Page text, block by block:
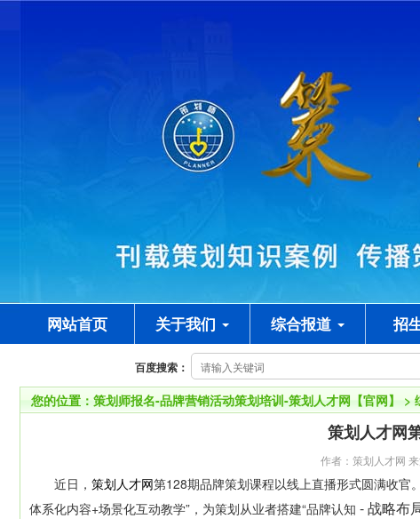
网站首页 关于我们 综合报道 招
百度搜索：
您的位置： 策划师报名-品牌营销活动策划培训-策划人才网【官网】 >
策划人才网
作者：策划人才网
近日， 策划人才网第128期品牌策划课程以线上直播形式圆满收官
体系化内容+场景化互动教学”，为策划从业者搭建“品牌认知 - 战略布